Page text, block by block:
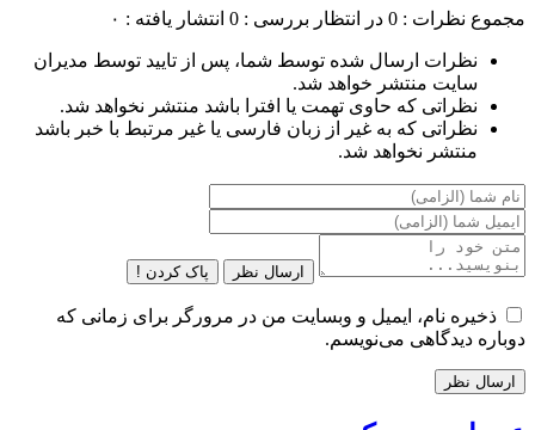
مجموع نظرات : 0 در انتظار بررسی : 0 انتشار یافته : ۰
نظرات ارسال شده توسط شما، پس از تایید توسط مدیران
سایت منتشر خواهد شد.
نظراتی که حاوی تهمت یا افترا باشد منتشر نخواهد شد.
نظراتی که به غیر از زبان فارسی یا غیر مرتبط با خبر باشد
منتشر نخواهد شد.
ارسال نظر پاک کردن !
ذخیره نام، ایمیل و وبسایت من در مرورگر برای زمانی که
دوباره دیدگاهی می‌نویسم.